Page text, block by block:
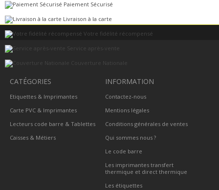
Paiement Sécurisé
Livraison à la carte
Votre fidélité récompensé
Service après-vente
Couverture Nationale
CATÉGORIES
Etiquettes & Imprimantes
Carte PVC & Imprimantes
Lecteurs code barre & Tablettes
Caisses & Métiers
INFORMATION
Contactez-nous
Mentions légales
Conditions générales de ventes
Qui sommes nous ?
Le code barre
Les imprimantes transfert
thermique et direct thermique
Les étiquettes